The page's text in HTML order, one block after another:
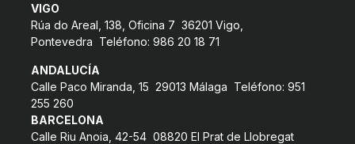
VIGO
Rúa do Areal, 138, Oficina 7 36201 Vigo,
Pontevedra Teléfono: 986 20 18 71
ANDALUCÍA
Calle Paco Miranda, 15 29013 Málaga Teléfono: 951
255 260
BARCELONA
Calle Riu Anoia, 42-54 08820 El Prat de Llobregat
L'equip
Missió i valors
Els comptes clars
Memòria d'activitats
Proposta educativa